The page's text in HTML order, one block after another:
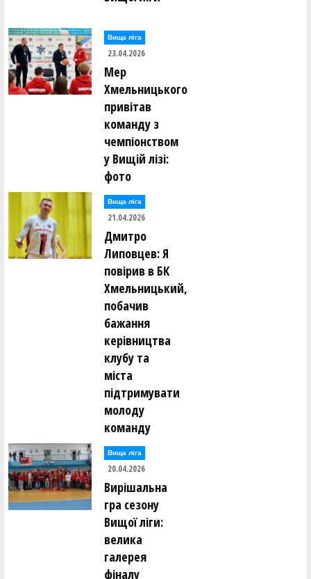
Вища лiга
23.04.2026
Мер
Хмельницького
привітав
команду з
чемпіонством
у Вищій лізі:
фото
Вища лiга
21.04.2026
Дмитро
Липовцев: Я
повірив в БК
Хмельницький,
побачив
бажання
керівництва
клубу та
міста
підтримувати
молоду
команду
Вища лiга
20.04.2026
Вирішальна
гра сезону
Вищої ліги:
велика
галерея
фіналу